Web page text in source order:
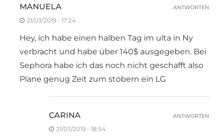
MANUELA
21/03/2019 - 17:24
Hey, ich habe einen halben Tag im ulta in Ny
verbracht und habe über 140$ ausgegeben. Bei
Sephora habe ich das noch nicht geschafft also
Plane genug Zeit zum stöbern ein LG
ANTWORTEN
CARINA
21/03/2019 - 18:54
ANTWORTEN